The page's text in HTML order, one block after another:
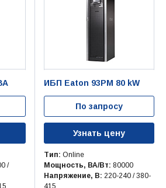
/
ИБП Eaton 93PM 80 kW
По запросу
Узнать цену
Тип: Online
Мощность, ВА/Вт: 80000
Напряжение, В: 220-240 / 380-
415